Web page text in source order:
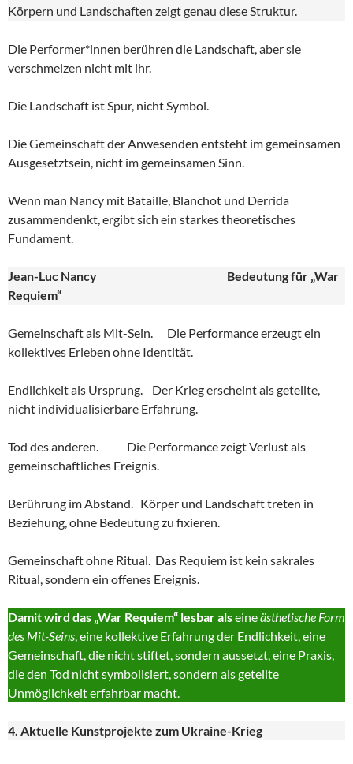
Körpern und Landschaften zeigt genau diese Struktur.
Die Performer*innen berühren die Landschaft, aber sie
verschmelzen nicht mit ihr.
Die Landschaft ist Spur, nicht Symbol.
Die Gemeinschaft der Anwesenden entsteht im gemeinsamen
Ausgesetztsein, nicht im gemeinsamen Sinn.
Wenn man Nancy mit Bataille, Blanchot und Derrida
zusammendenkt, ergibt sich ein starkes theoretisches
Fundament.
Jean-Luc Nancy
Bedeutung für „War
Requiem“
Gemeinschaft als Mit-Sein. Die Performance erzeugt ein
kollektives Erleben ohne Identität.
Endlichkeit als Ursprung. Der Krieg erscheint als geteilte,
nicht individualisierbare Erfahrung.
Tod des anderen. Die Performance zeigt Verlust als
gemeinschaftliches Ereignis.
Berührung im Abstand. Körper und Landschaft treten in
Beziehung, ohne Bedeutung zu fixieren.
Gemeinschaft ohne Ritual. Das Requiem ist kein sakrales
Ritual, sondern ein offenes Ereignis.
Damit wird das „War Requiem“ lesbar alseineästhetische Form
des Mit-Seins, eine kollektive Erfahrung der Endlichkeit, eine
Gemeinschaft, die nicht stiftet, sondern aussetzt, eine Praxis,
die den Tod nicht symbolisiert, sondern als geteilte
Unmöglichkeit erfahrbar macht.
4. Aktuelle Kunstprojekte zum Ukraine-Krieg